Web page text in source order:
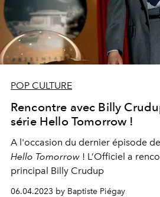
POP CULTURE
Rencontre avec Billy
série Hello Tomorrow !
A l'occasion du dernier épisode
Hello Tomorrow ! L’Officiel a
principal Billy Crudup
06.04.2023 by Baptiste Piégay